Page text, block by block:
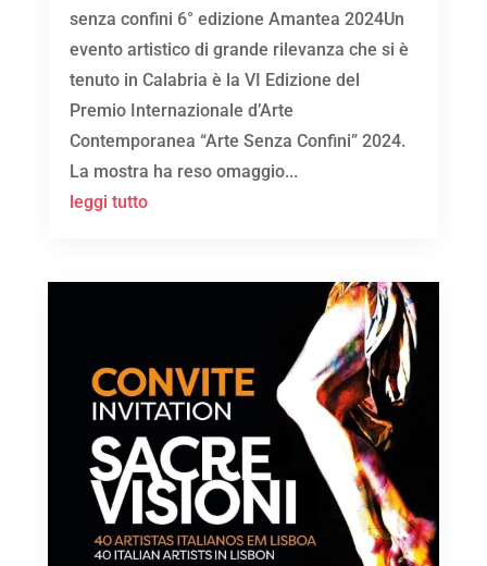
senza confini 6° edizione Amantea 2024Un
evento artistico di grande rilevanza che si è
tenuto in Calabria è la VI Edizione del
Premio Internazionale d’Arte
Contemporanea “Arte Senza Confini” 2024.
La mostra ha reso omaggio...
leggi tutto